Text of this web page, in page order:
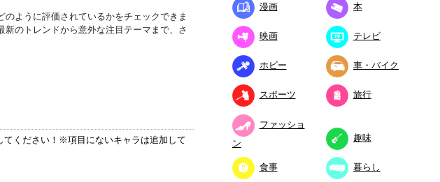
ように評価されているかをチェックできま
のトレンドから意外な注目テーマまで、さ
てください！※項目にないキャラは追加して
漫画 本
映画 テレビ
ホビー 車・バイク
スポーツ 旅行
ファッショ
ン
趣味
食事 暮らし